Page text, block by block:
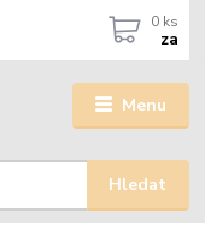
Menu
Hledat
0 ks
za